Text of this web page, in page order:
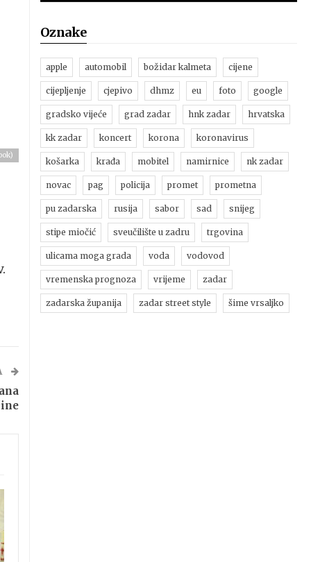
Oznake
apple automobil božidar kalmeta cijene
cijepljenje cjepivo dhmz eu foto google
gradsko vijeće grad zadar hnk zadar hrvatska
kk zadar koncert korona koronavirus
košarka krađa mobitel namirnice nk zadar
novac pag policija promet prometna
pu zadarska rusija sabor sad snijeg
stipe miočić sveučilište u zadru trgovina
ulicama moga grada voda vodovod
vremenska prognoza vrijeme zadar
zadarska županija zadar street style šime vrsaljko